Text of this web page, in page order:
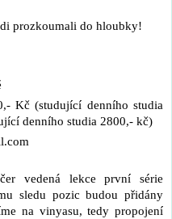
prozkoumali do hloubky!
Kč (studující denního studia
denního studia 2800,- kč)
vedená lekce první série
sledu pozic budou přidány
na vinyasu, tedy propojení